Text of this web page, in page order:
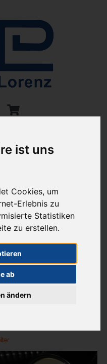
ist uns
Cookies, um
Erlebnis zu
Statistiken
zu erstellen.
ab
ändern
Sie haben Fragen?
07641-9360300